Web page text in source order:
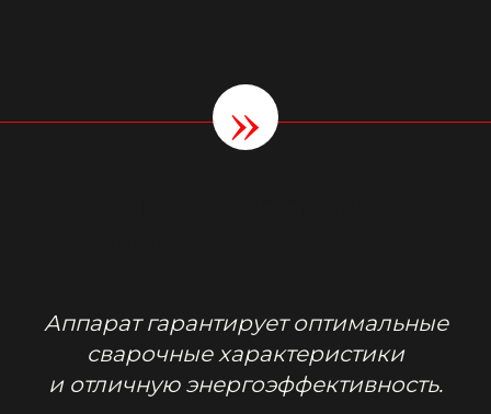
»
Аппарат гарантирует оптимальные
сварочные характеристики
и отличную энергоэффективность.